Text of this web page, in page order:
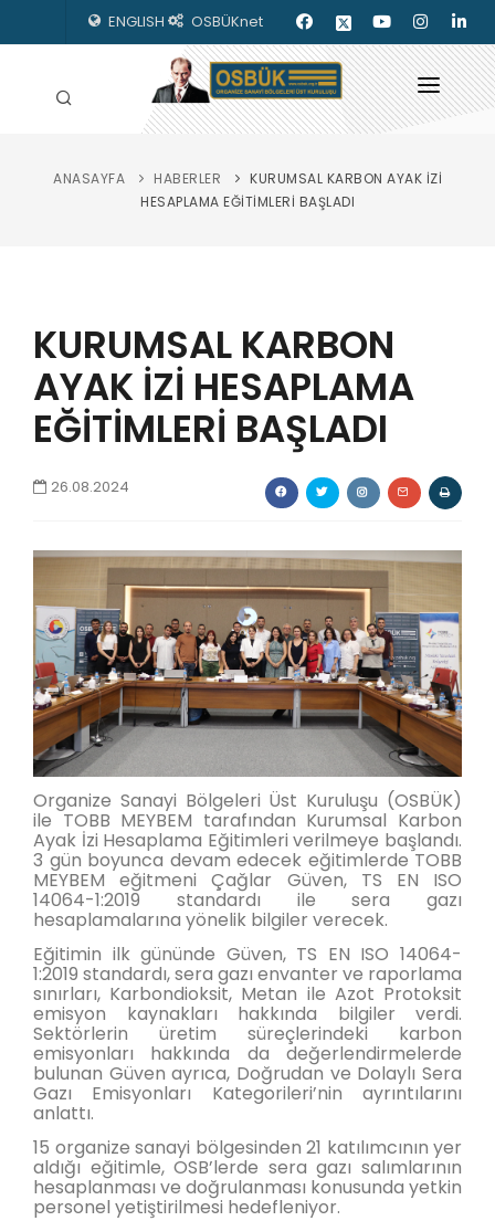
ENGLISH OSBÜKnet
HAKKIMIZDA
KILAVUZLAR
YAYINLARIMIZ
ENERJİ İZLEME
İLETİŞİM
ANASAYFA HABERLER
KURUMSAL KARBON AYAK İZİ
HESAPLAMA EĞİTİMLERİ BAŞLADI
KURUMSAL KARBON
AYAK İZİ HESAPLAMA
EĞİTİMLERİ BAŞLADI
26.08.2024
Organize Sanayi Bölgeleri Üst Kuruluşu (OSBÜK)
ile TOBB MEYBEM tarafından Kurumsal Karbon
Ayak İzi Hesaplama Eğitimleri verilmeye başlandı.
3 gün boyunca devam edecek eğitimlerde TOBB
MEYBEM eğitmeni Çağlar Güven, TS EN ISO
14064-1:2019 standardı ile sera gazı
hesaplamalarına yönelik bilgiler verecek.
Eğitimin ilk gününde Güven, TS EN ISO 14064-
1:2019 standardı, sera gazı envanter ve raporlama
sınırları, Karbondioksit, Metan ile Azot Protoksit
emisyon kaynakları hakkında bilgiler verdi.
Sektörlerin üretim süreçlerindeki karbon
emisyonları hakkında da değerlendirmelerde
bulunan Güven ayrıca, Doğrudan ve Dolaylı Sera
Gazı Emisyonları Kategorileri’nin ayrıntılarını
anlattı.
15 organize sanayi bölgesinden 21 katılımcının yer
aldığı eğitimle, OSB’lerde sera gazı salımlarının
hesaplanması ve doğrulanması konusunda yetkin
personel yetiştirilmesi hedefleniyor.